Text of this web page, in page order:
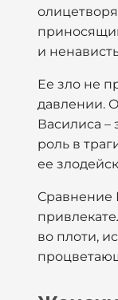
и
Ее зло не
давлении.
Василиса –
роль в
ее
Сравнение
во плоти,